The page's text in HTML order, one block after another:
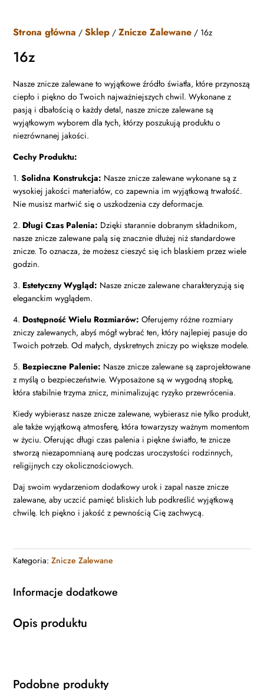
Strona główna /Sklep /Znicze Zalewane / 16z
16z
Nasze znicze zalewane to wyjątkowe źródło światła, które przynoszą
ciepło i piękno do Twoich najważniejszych chwil. Wykonane z
pasją i dbałością o każdy detal, nasze znicze zalewane są
wyjątkowym wyborem dla tych, którzy poszukują produktu o
niezrównanej jakości.
Cechy Produktu:
1.Solidna Konstrukcja: Nasze znicze zalewane wykonane są z
wysokiej jakości materiałów, co zapewnia im wyjątkową trwałość.
Nie musisz martwić się o uszkodzenia czy deformacje.
2. Długi Czas Palenia: Dzięki starannie dobranym składnikom,
nasze znicze zalewane palą się znacznie dłużej niż standardowe
znicze. To oznacza, że możesz cieszyć się ich blaskiem przez wiele
godzin.
3. Estetyczny Wygląd: Nasze znicze zalewane charakteryzują się
eleganckim wyglądem.
4. Dostępność Wielu Rozmiarów: Oferujemy różne rozmiary
zniczy zalewanych, abyś mógł wybrać ten, który najlepiej pasuje do
Twoich potrzeb. Od małych, dyskretnych zniczy po większe modele.
5. Bezpieczne Palenie: Nasze znicze zalewane są zaprojektowane
z myślą o bezpieczeństwie. Wyposażone są w wygodną stopkę,
która stabilnie trzyma znicz, minimalizując ryzyko przewrócenia.
Kiedy wybierasz nasze znicze zalewane, wybierasz nie tylko produkt,
ale także wyjątkową atmosferę, która towarzyszy ważnym momentom
w życiu. Oferując długi czas palenia i piękne światło, te znicze
stworzą niezapomnianą aurę podczas uroczystości rodzinnych,
religijnych czy okolicznościowych.
Daj swoim wydarzeniom dodatkowy urok i zapal nasze znicze
zalewane, aby uczcić pamięć bliskich lub podkreślić wyjątkową
chwilę. Ich piękno i jakość z pewnością Cię zachwycą.
Kategoria:Znicze Zalewane
Informacje dodatkowe
Opis produktu
Podobne produkty